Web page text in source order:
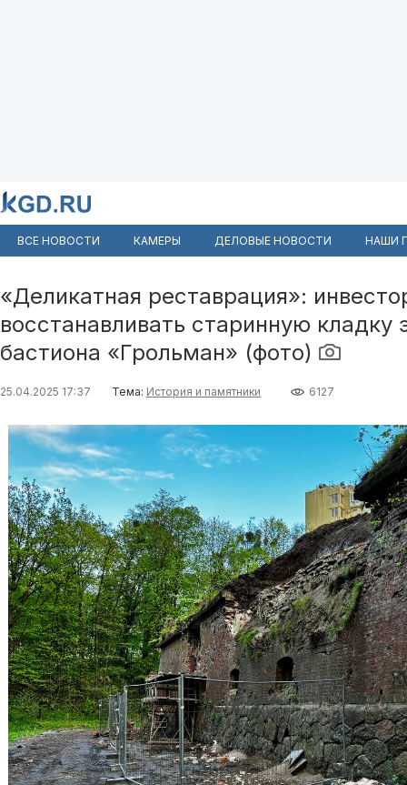
ВСЕ НОВОСТИ КАМЕРЫ ДЕЛОВЫЕ НОВОСТИ НАШИ
«Деликатная реставрация»:
восстанавливать старинную кладку
бастиона «Грольман» (фото)
25.04.2025 17:37 Тема: История и памятники 6127